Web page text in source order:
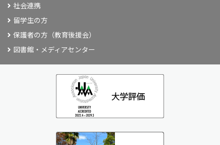
社会連携
留学生の方
保護者の方（教育後援会）
図書館・メディアセンター